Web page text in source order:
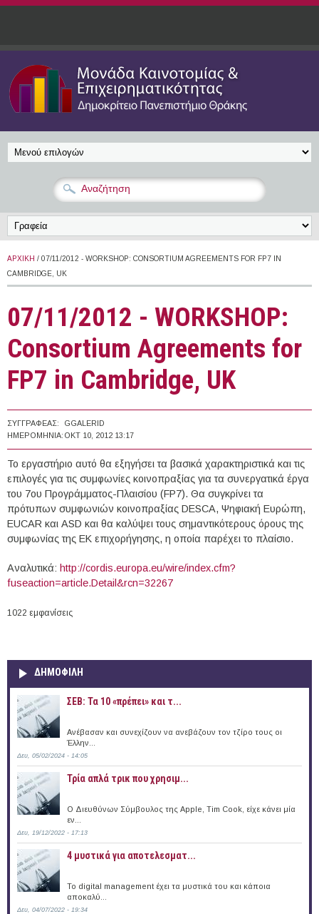
Παράκαμψη προς το κυρίως περιεχόμενο
ΑΡΧΙΚΉ / 07/11/2012 - WORKSHOP: CONSORTIUM AGREEMENTS FOR FP7 IN
CAMBRIDGE, UK
07/11/2012 - WORKSHOP:
Consortium Agreements for
FP7 in Cambridge, UK
ΣΥΓΓΡΑΦΈΑΣ:
GGALERID
ΗΜΕΡΟΜΗΝΊΑ: ΟΚΤ 10, 2012 13:17
Το εργαστήριο αυτό θα εξηγήσει τα βασικά χαρακτηριστικά και τις
επιλογές για τις συμφωνίες κοινοπραξίας για τα συνεργατικά έργα
του 7ου Προγράμματος-Πλαισίου (FP7). Θα συγκρίνει τα
πρότυπων συμφωνιών κοινοπραξίας DESCA, Ψηφιακή Ευρώπη,
EUCAR και ASD και θα καλύψει τους σημαντικότερους όρους της
συμφωνίας της ΕΚ επιχορήγησης, η οποία παρέχει το πλαίσιο.
Αναλυτικά: http://cordis.europa.eu/wire/index.cfm?
fuseaction=article.Detail&rcn=32267
1022 εμφανίσεις
ΔΗΜΟΦΙΛΗ
ΣΕΒ: Τα 10 «πρέπει» και τ...
Ανέβασαν και συνεχίζουν να ανεβάζουν τον τζίρο τους οι
Έλλην...
Δευ, 05/02/2024 - 14:05
Τρία απλά τρικ που χρησιμ...
Ο Διευθύνων Σύμβουλος της Apple, Tim Cook, είχε κάνει μία
εν...
Δευ, 19/12/2022 - 17:13
4 μυστικά για αποτελεσματ...
Το digital management έχει τα μυστικά του και κάποια
αποκαλύ...
Δευ, 04/07/2022 - 19:34